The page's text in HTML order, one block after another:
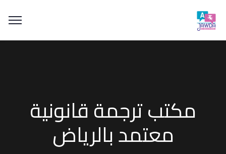
مكتب ترجمة قانونية
معتمد بالرياض